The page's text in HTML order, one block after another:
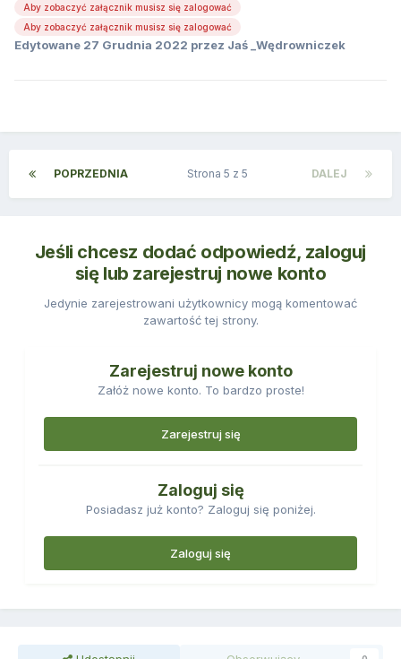
Aby zobaczyć załącznik musisz się zalogować
Aby zobaczyć załącznik musisz się zalogować
Edytowane 27 Grudnia 2022 przez Jaś _Wędrowniczek
POPRZEDNIA DALEJ
Strona 5 z 5
Jeśli chcesz dodać odpowiedź, zaloguj
się lub zarejestruj nowe konto
Jedynie zarejestrowani użytkownicy mogą komentować
zawartość tej strony.
Zarejestruj nowe konto
Załóż nowe konto. To bardzo proste!
Zarejestruj się
Zaloguj się
Posiadasz już konto? Zaloguj się poniżej.
Zaloguj się